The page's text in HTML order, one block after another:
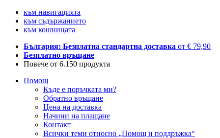
към навигацията
към съдържанието
към кошницата
България: Безплатна стандартна доставка от € 79,90
Безплатно връщане
Повече от 6.150 продукта
Помощ
Къде е поръчката ми?
Обратно връщане
Цена на доставка
Начини на плащане
Контакт
Всички теми относно „Помощ и поддръжка“